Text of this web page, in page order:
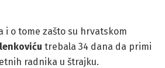
i o tome zašto su hrvatskom
trebala 34 dana da primi
radnika u štrajku.